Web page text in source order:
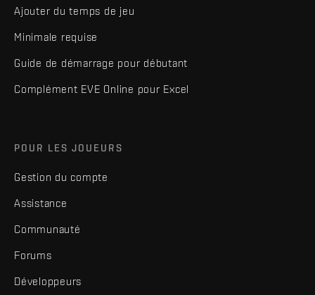
Ajouter du temps de jeu
Minimale requise
Guide de démarrage pour débutant
Complément EVE Online pour Excel
POUR LES JOUEURS
Gestion du compte
Assistance
Communauté
Forums
Développeurs